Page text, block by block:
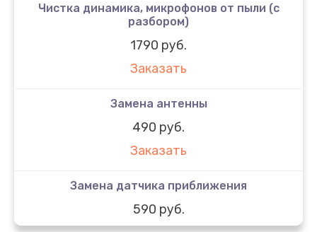
Чистка динамика, микрофонов от пыли (с
разбором)
1790 руб.
Заказать
Замена антенны
490 руб.
Заказать
Замена датчика приближения
590 руб.